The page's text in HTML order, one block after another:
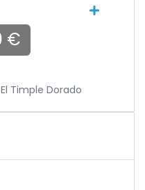
€
El Timple Dorado